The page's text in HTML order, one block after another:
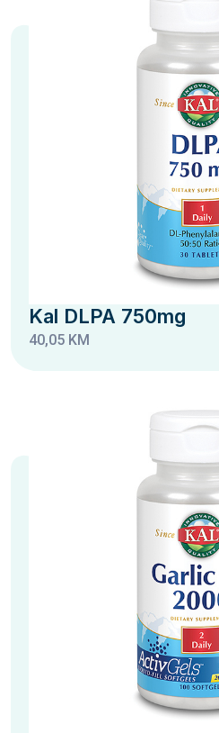
Kal DLPA 750mg
40,05 KM